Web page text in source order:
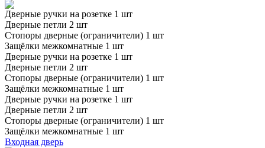
Дверные ручки на розетке 1 шт
Дверные петли 2 шт
Стопоры дверные (ограничители) 1 шт
Защёлки межкомнатные 1 шт
Дверные ручки на розетке 1 шт
Дверные петли 2 шт
Стопоры дверные (ограничители) 1 шт
Защёлки межкомнатные 1 шт
Дверные ручки на розетке 1 шт
Дверные петли 2 шт
Стопоры дверные (ограничители) 1 шт
Защёлки межкомнатные 1 шт
Входная дверь